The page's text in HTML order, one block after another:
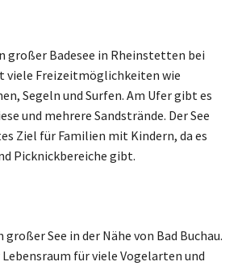
großer Badesee in Rheinstetten bei
viele Freizeitmöglichkeiten wie
Segeln und Surfen. Am Ufer gibt es
und mehrere Sandstrände. Der See
Ziel für Familien mit Kindern, da es
Picknickbereiche gibt.
großer See in der Nähe von Bad Buchau.
für viele Vogelarten und